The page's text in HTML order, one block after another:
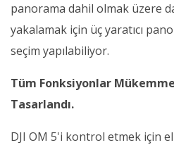
panorama dahil olmak üzere
yakalamak için üç yaratıcı
seçim yapılabiliyor.
Tüm Fonksiyonlar
Tasarlandı.
DJI OM 5'i kontrol etmek için